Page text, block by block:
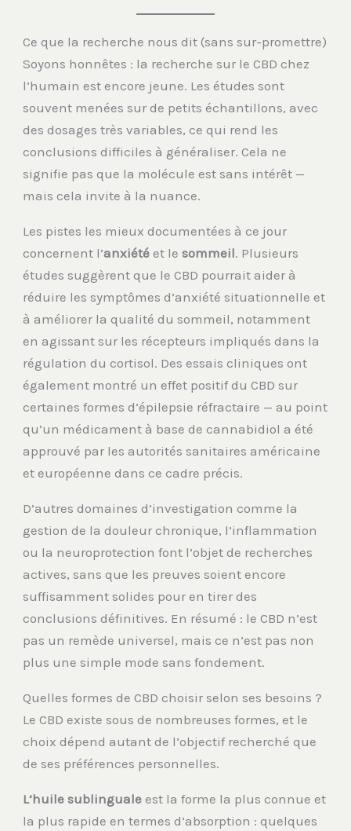
Ce que la recherche nous dit (sans sur-promettre)
Soyons honnêtes : la recherche sur le CBD chez
l’humain est encore jeune. Les études sont
souvent menées sur de petits échantillons, avec
des dosages très variables, ce qui rend les
conclusions difficiles à généraliser. Cela ne
signifie pas que la molécule est sans intérêt —
mais cela invite à la nuance.
Les pistes les mieux documentées à ce jour
concernent l’anxiété et le sommeil. Plusieurs
études suggèrent que le CBD pourrait aider à
réduire les symptômes d’anxiété situationnelle et
à améliorer la qualité du sommeil, notamment
en agissant sur les récepteurs impliqués dans la
régulation du cortisol. Des essais cliniques ont
également montré un effet positif du CBD sur
certaines formes d’épilepsie réfractaire — au point
qu’un médicament à base de cannabidiol a été
approuvé par les autorités sanitaires américaine
et européenne dans ce cadre précis.
D’autres domaines d’investigation comme la
gestion de la douleur chronique, l’inflammation
ou la neuroprotection font l’objet de recherches
actives, sans que les preuves soient encore
suffisamment solides pour en tirer des
conclusions définitives. En résumé : le CBD n’est
pas un remède universel, mais ce n’est pas non
plus une simple mode sans fondement.
Quelles formes de CBD choisir selon ses besoins ?
Le CBD existe sous de nombreuses formes, et le
choix dépend autant de l’objectif recherché que
de ses préférences personnelles.
L’huile sublinguale est la forme la plus connue et
la plus rapide en termes d’absorption : quelques